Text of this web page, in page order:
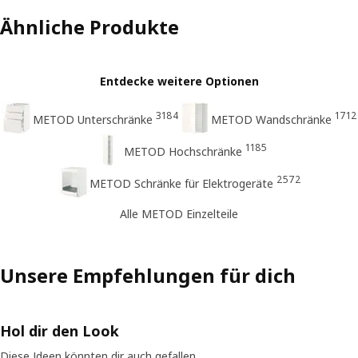
Ähnliche Produkte
Entdecke weitere Optionen
METOD Unterschränke 3184 METOD Wandschränke 1712
METOD Hochschränke 1185
METOD Schränke für Elektrogeräte 2572
Alle METOD Einzelteile
Unsere Empfehlungen für dich
Hol dir den Look